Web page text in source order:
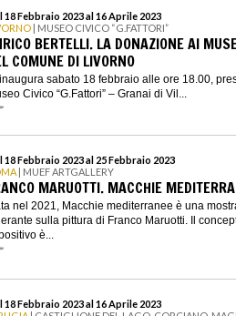
18 Febbraio 2023 al 16 Aprile 2023
| MUSEO CIVICO “G.FATTORI”
BERTELLI. LA DONAZIONE AI
COMUNE DI LIVORNO
sabato 18 febbraio alle ore 18.00,
Civico “G.Fattori” – Granai di Vil...
18 Febbraio 2023 al 25 Febbraio 2023
| MUEF ARTGALLERY
MARUOTTI. MACCHIE
nel 2021, Macchie mediterranee è una
sulla pittura di Franco Maruotti. Il
è...
18 Febbraio 2023 al 16 Aprile 2023